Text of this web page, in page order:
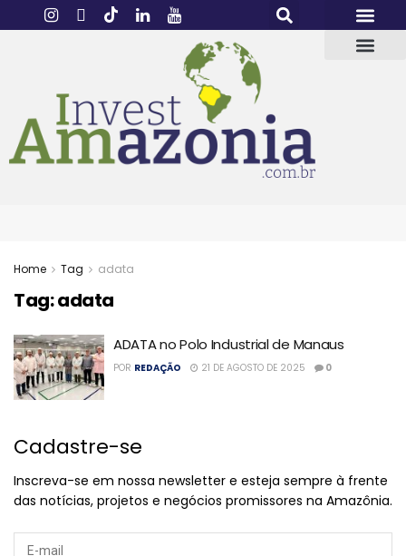
Home Tag adata
Tag:adata
ADATA no Polo Industrial de Manaus
POR REDAÇÃO 21 DE AGOSTO DE 2025 0
Cadastre-se
Inscreva-se em nossa newsletter e esteja sempre à frente
das notícias, projetos e negócios promissores na Amazônia.